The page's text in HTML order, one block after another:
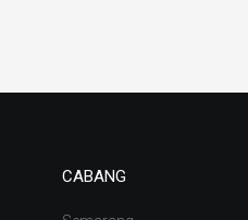
CABANG